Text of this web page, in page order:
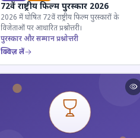
72वें राष्ट्रीय फिल्म पुरस्कार 2026
2026 में घोषित 72वें राष्ट्रीय फिल्म पुरस्कारों के
विजेताओं पर आधारित प्रश्नोत्तरी।
पुरस्कार और सम्मान प्रश्नोत्तरी
क्विज़ लें